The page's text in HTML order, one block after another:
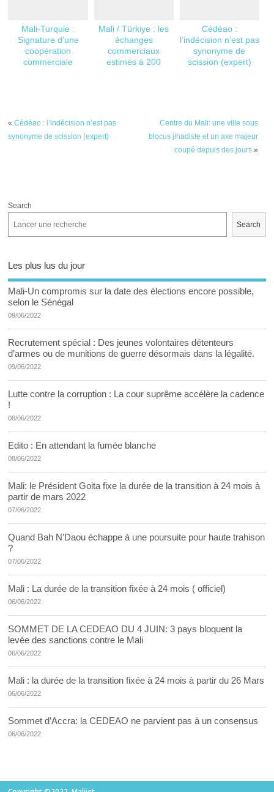
Mali-Turquie :
Signature d’une
coopération
commerciale
Mali / Türkiye : les
échanges
commerciaux
estimés à 200
Cédéao :
l’indécision n’est pas
synonyme de
scission (expert)
«Cédéao : l’indécision n’est pas
synonyme de scission (expert)
Centre du Mali: une ville sous
blocus jihadiste et un axe majeur
coupé depuis des jours»
Search
Search
Les plus lus du jour
Mali-Un compromis sur la date des élections encore possible,
selon le Sénégal
09/06/2022
Recrutement spécial : Des jeunes volontaires détenteurs
d’armes ou de munitions de guerre désormais dans la légalité.
09/06/2022
Lutte contre la corruption : La cour suprême accélère la cadence
!
08/06/2022
Edito : En attendant la fumée blanche
08/06/2022
Mali: le Président Goita fixe la durée de la transition à 24 mois à
partir de mars 2022
07/06/2022
Quand Bah N’Daou échappe à une poursuite pour haute trahison
?
07/06/2022
Mali : La durée de la transition fixée à 24 mois ( officiel)
06/06/2022
SOMMET DE LA CEDEAO DU 4 JUIN: 3 pays bloquent la
levée des sanctions contre le Mali
06/06/2022
Mali : la durée de la transition fixée à 24 mois à partir du 26 Mars
06/06/2022
Sommet d’Accra: la CEDEAO ne parvient pas à un consensus
06/06/2022